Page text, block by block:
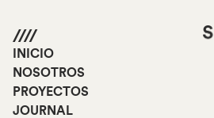
INICIO
NOSOTROS
PROYECTOS
JOURNAL